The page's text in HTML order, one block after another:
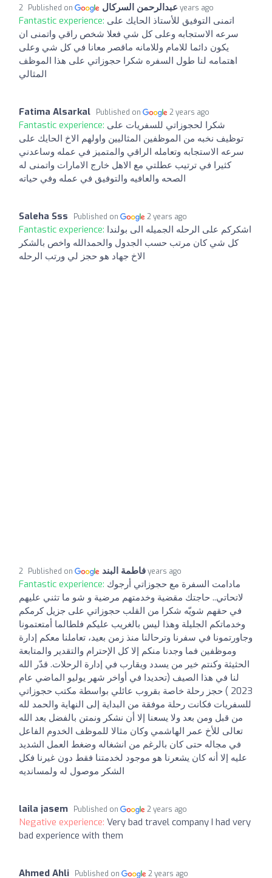
عبدالرحمن السركال Published on 2 years ago
Fantastic experience: اتمنى التوفيق للأستاذ الحايك على
سرعه الاستجابه وعلى كل شي فعلا شخص راقي واتمنى ان
يكون دائما للامام وللامانه ماقصر معانا في كل شي وعلى
اهتمامه لنا طول السفره شكرا حجوزاتي على هذا الموظف
المثالي
Fatima Alsarkal Published on 2 years ago
Fantastic experience: شكرا لحجوزاتي للسفريات على
توظيف نخبه من الموظفين المثاليين واولهم الاخ الحايك على
سرعه الاستجابه وتعامله الراقي والمتميز في عمله وساعدني
كثيرا في ترتيب عطلتي مع الاهل خارج الامارات واتمنى له
الصحه والعافيه والتوفيق في عمله وفي حياته
Saleha Sss Published on 2 years ago
Fantastic experience: اشكركم على الرحله الجميله الى بولندا
كل شي كان مرتب حسب الجدول والحمدالله واخص بالشكر
الاخ جهاد هو حجز لي ورتب الرحله
فاطمة البند Published on 2 years ago
Fantastic experience: مادامت السفرة مع حجوزاتي أرجوك
لاتحاتي.. حاجتك مقضية وخدمتهم مرضية و شو ما تثني عليهم
في حقهم شويّه شكرا من القلب حجوزاتي على جزيل كرمكم
وخدماتكم الجليلة وهذا ليس بالغريب عليكم فلطالما أمتعتمونا
وجاورتمونا في سفرنا وترحالنا منذ زمن بعيد، تعاملنا معكم إدارة
وموظفين فما وجدنا منكم إلا كل الإحترام والتقدير والمتابعة
الحثيثة وكنتم خير من يسدد ويقارب في إدارة الرحلات. قدّر الله
لنا في هذا الصيف (تحديدا في أواخر شهر يوليو الماضي عام
2023 ) حجز رحلة خاصة بقروب عائلي بواسطة مكتب حجوزاتي
للسفريات فكانت رحلة موفقة من البداية إلى النهاية والحمد لله
من قبل ومن بعد ولا يسعنا إلا أن نشكر ونمتن بالفضل بعد الله
تعالى للأخ عمر الهاشمي وكان مثالا للموظف الخدوم الفاعل
في مجاله حتى كان بالرغم من انشغاله وضغط العمل الشديد
عليه إلا أنه كان يشعرنا هو موجود لخدمتنا فقط دون غيرنا فكل
الشكر موصول له ولمسانديه
laila jasem Published on 2 years ago
Negative experience: Very bad travel company I had very
bad experience with them
Ahmed Ahli Published on 2 years ago